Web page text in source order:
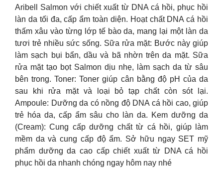
Aribell Salmon với chiết xuất từ DNA cá hồi, phục hồi
làn da tối đa, cấp ẩm toàn diện. Hoạt chất DNA cá hồi
thấm xâu vào từng lớp tế bào da, mang lại một làn da
tươi trẻ nhiều sức sống. Sữa rửa mặt: Bước này giúp
làm sạch bụi bẩn, dầu và bã nhờn trên da mặt. Sữa
rửa mặt tạo bọt Salmon dịu nhẹ, làm sạch da từ sâu
bên trong. Toner: Toner giúp cân bằng độ pH của da
sau khi rửa mặt và loại bỏ tạp chất còn sót lại.
Ampoule: Dưỡng da có nồng độ DNA cá hồi cao, giúp
trẻ hóa da, cấp ẩm sâu cho làn da. Kem dưỡng da
(Cream): Cung cấp dưỡng chất từ cá hồi, giúp làm
mềm da và cung cấp độ ẩm. Sở hữu ngay SET mỹ
phẩm dưỡng da cao cấp chiết xuất từ DNA cá hồi
phục hồi da nhanh chóng ngay hôm nay nhé